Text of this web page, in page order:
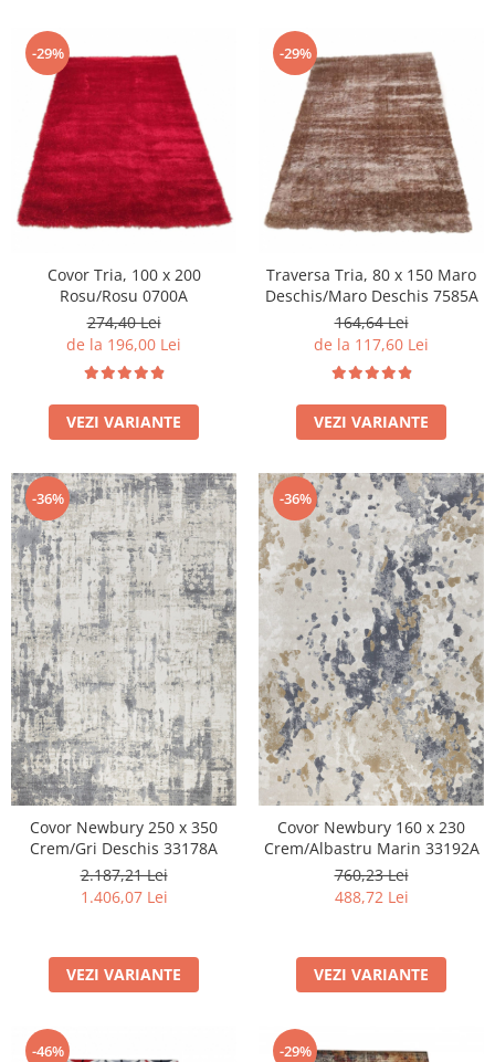
-29%
Covor Tria, 100 x 200
Rosu/Rosu 0700A
274,40 Lei
de la 196,00 Lei
VEZI VARIANTE
-29%
Traversa Tria, 80 x 150 Maro
Deschis/Maro Deschis 7585A
164,64 Lei
de la 117,60 Lei
VEZI VARIANTE
-36%
Covor Newbury 250 x 350
Crem/Gri Deschis 33178A
2.187,21 Lei
1.406,07 Lei
VEZI VARIANTE
-36%
Covor Newbury 160 x 230
Crem/Albastru Marin 33192A
760,23 Lei
488,72 Lei
VEZI VARIANTE
-46% -29%